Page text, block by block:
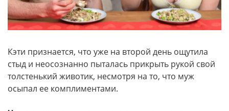
Кэти признается, что уже на второй день ощутила
стыд и неосознанно пыталась прикрыть рукой свой
толстенький животик, несмотря на то, что муж
осыпал ее комплиментами.